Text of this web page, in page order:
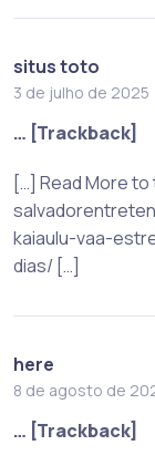
situs toto
3 de julho de 2025
… [Trackback]
[…] Read More
kaiaulu-vaa-
dias/ […]
here
8 de agosto de
… [Trackback]